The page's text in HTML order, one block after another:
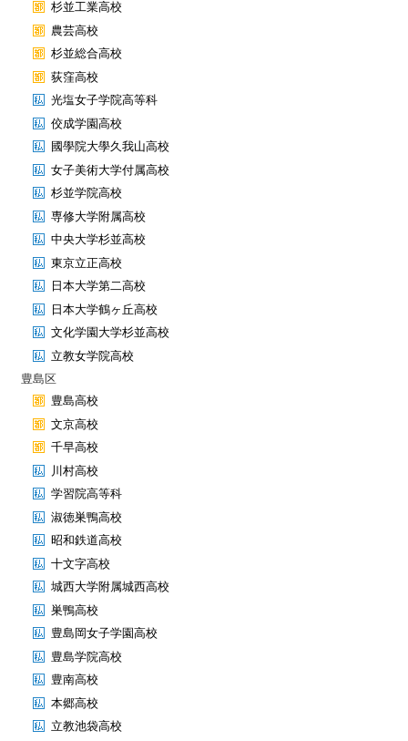
杉並工業高校
農芸高校
杉並総合高校
荻窪高校
光塩女子学院高等科
佼成学園高校
國學院大學久我山高校
女子美術大学付属高校
杉並学院高校
専修大学附属高校
中央大学杉並高校
東京立正高校
日本大学第二高校
日本大学鶴ヶ丘高校
文化学園大学杉並高校
立教女学院高校
豊島区
豊島高校
文京高校
千早高校
川村高校
学習院高等科
淑徳巣鴨高校
昭和鉄道高校
十文字高校
城西大学附属城西高校
巣鴨高校
豊島岡女子学園高校
豊島学院高校
豊南高校
本郷高校
立教池袋高校